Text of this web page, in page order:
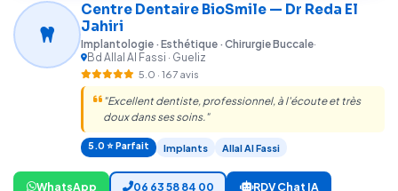
Centre Dentaire BioSmile — Dr Reda El
Jahiri
Implantologie · Esthétique · Chirurgie Buccale·
Bd Allal Al Fassi · Gueliz
5.0 · 167 avis
"Excellent dentiste, professionnel, à l'écoute et très
doux dans ses soins."
5.0 ⭐ Parfait Implants Allal Al Fassi
WhatsApp 06 63 58 84 00 RDV Chat IA